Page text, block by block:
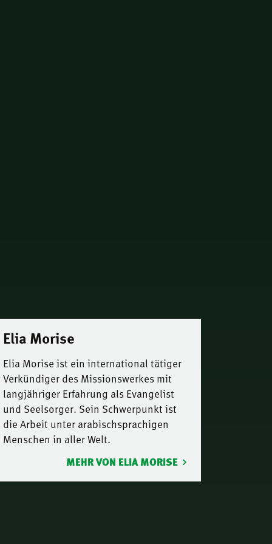
Elia Morise
Elia Morise ist ein international tätiger
Verkündiger des Missionswerkes mit
langjähriger Erfahrung als Evangelist
und Seelsorger. Sein Schwerpunkt ist
die Arbeit unter arabischsprachigen
Menschen in aller Welt.
MEHR VON ELIA MORISE